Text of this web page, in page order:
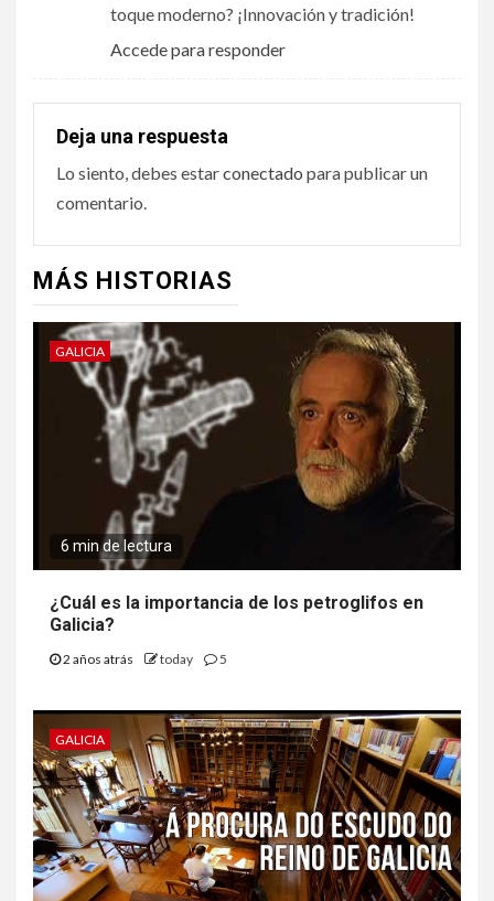
toque moderno? ¡Innovación y tradición!
Accede para responder
Deja una respuesta
Lo siento, debes estarconectado para publicar un
comentario.
MÁS HISTORIAS
GALICIA
6 min de lectura
¿Cuál es la importancia de los petroglifos en
Galicia?
2 años atrás today 5
GALICIA